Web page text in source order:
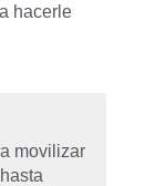
hacerle
movilizar